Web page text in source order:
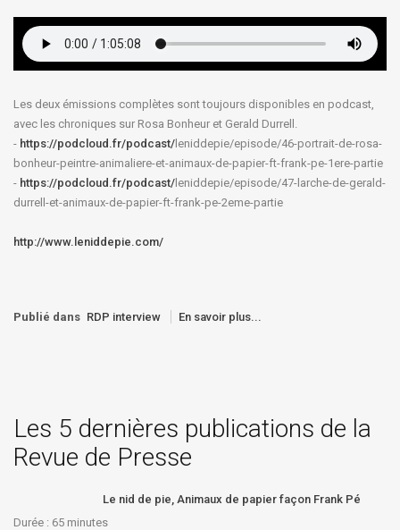
Les deux émissions complètes sont toujours disponibles en podcast,
avec les chroniques sur Rosa Bonheur et Gerald Durrell.
- https://podcloud.fr/podcast/ leniddepie/episode/46-portrait-de-rosa-
bonheur-peintre-animaliere-et-animaux-de-papier-ft-frank-pe-1ere-partie
- https://podcloud.fr/podcast/ leniddepie/episode/47-larche-de-gerald-
durrell-et-animaux-de-papier-ft-frank-pe-2eme-partie
http://www.leniddepie.com/
Publié dans RDP interview En savoir plus...
Les 5 dernières publications de la
Revue de Presse
Le nid de pie, Animaux de papier façon Frank Pé
Durée : 65 minutes